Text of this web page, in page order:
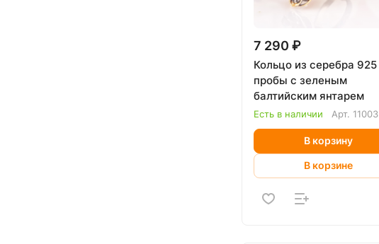
7 290 ₽
Кольцо из серебра 925
пробы с зеленым
балтийским янтарем
Есть в наличии Арт. 11003
В корзину
В корзине